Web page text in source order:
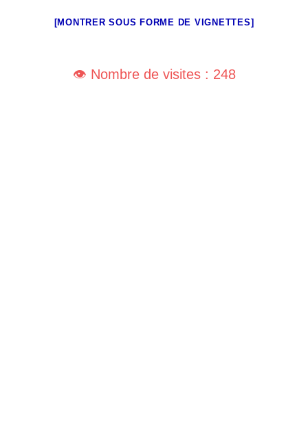
[MONTRER SOUS FORME DE VIGNETTES]
👁️ Nombre de visites : 248